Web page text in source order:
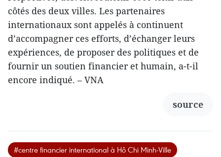
côtés des deux villes. Les partenaires
internationaux sont appelés à continuent
d’accompagner ces efforts, d’échanger leurs
expériences, de proposer des politiques et de
fournir un soutien financier et humain, a-t-il
encore indiqué. – VNA
source
#centre financier international à Hô Chi Minh-Ville